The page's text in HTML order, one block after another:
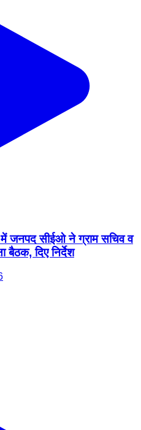
में जनपद सीईओ ने ग्राम सचिव व
बैठक, दिए निर्देश